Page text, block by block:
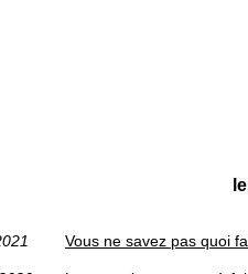
Vous ne savez pas quoi